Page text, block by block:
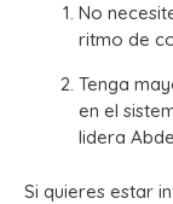
No
ritmo de
Tenga
en el
lidera
Si quieres estar